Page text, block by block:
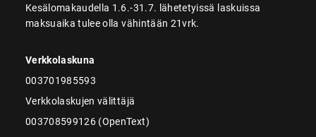
Kesälomakaudella 1.6.-31.7. lähetetyissä laskuissa
maksuaika tulee olla vähintään 21vrk.
Verkkolaskuna
003701985593
Verkkolaskujen välittäjä
003708599126 (OpenText)